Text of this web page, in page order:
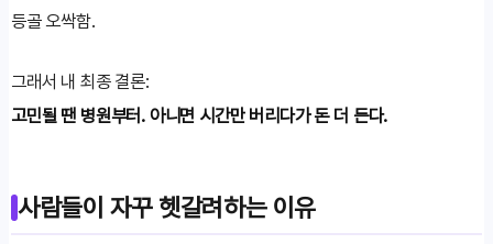
등골 오싹함.
그래서 내 최종 결론:
고민될 땐 병원부터. 아니면 시간만 버리다가 돈 더 든다.
사람들이 자꾸 헷갈려하는 이유